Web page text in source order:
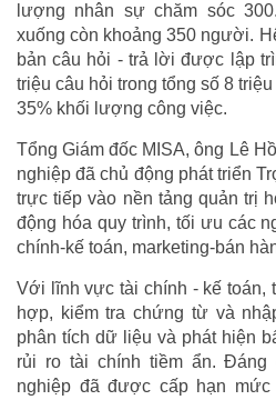
lượng nhân sự chăm sóc
xuống còn khoảng 350 người.
bản câu hỏi - trả lời được lập
triệu câu hỏi trong tổng số 8
35% khối lượng công việc.
Tổng Giám đốc MISA, ông Lê
nghiệp đã chủ động phát triển
trực tiếp vào nền tảng quản trị
động hóa quy trình, tối ưu các
chính-kế toán, marketing-bán
Với lĩnh vực tài chính - kế toán,
hợp, kiểm tra chứng từ và
phân tích dữ liệu và phát hiện
rủi ro tài chính tiềm ẩn. Đáng
nghiệp đã được cấp hạn mức